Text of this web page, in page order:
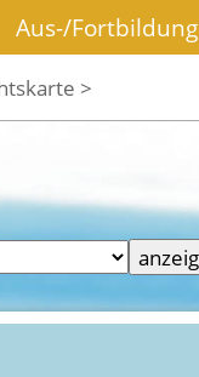
Aus-/Fortbildung
>